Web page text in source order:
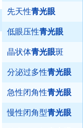
先天性青光眼
低眼压性青光眼
晶状体青光眼斑
分泌过多性青光眼
急性闭角性青光眼
慢性闭角型青光眼